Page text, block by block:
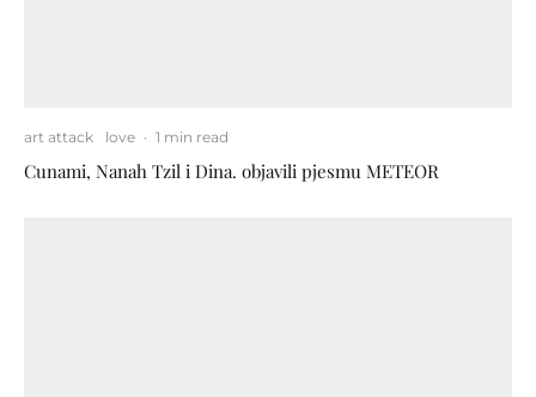
art attack love · 1 min read
Cunami, Nanah Tzil i Dina. objavili pjesmu METEOR